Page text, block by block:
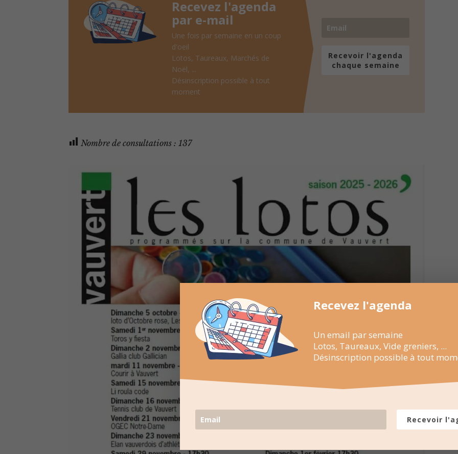
Recevez l'agenda
par e-mail
Une fois par semaine en un coup
d'oeil
Lotos, Taureaux, Marchés de
Noël, ...
Désinscription possible à tout
moment
Recevoir l'agenda
chaque semaine
Nombre de consultations : 137
Recevez l'agenda
Un email par semaine
Lotos, Taureaux, Vide greniers, ...
Désinscription possible à tout
Recevoir